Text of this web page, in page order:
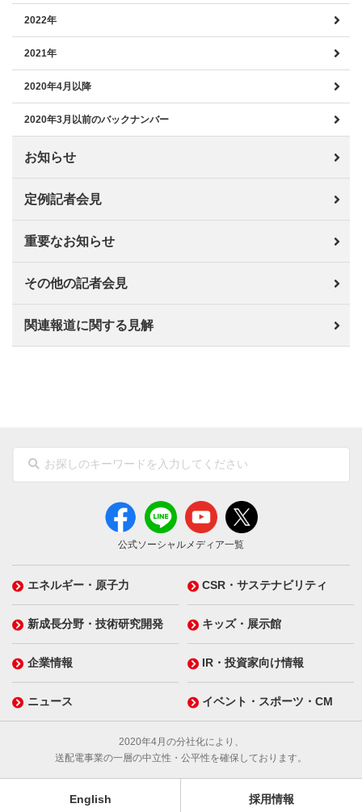
2022年
2021年
2020年4月以降
2020年3月以前のバックナンバー
お知らせ
定例記者会見
重要なお知らせ
その他の記者会見
関連報道に関する見解
公式ソーシャルメディア一覧
エネルギー・原子力 CSR・サステナビリティ
新成長分野・技術研究開発 キッズ・展示館
企業情報 IR・投資家向け情報
ニュース イベント・スポーツ・CM
2020年4月の分社化により、
送配電事業の一層の中立性・公平性を確保しております。
English 採用情報